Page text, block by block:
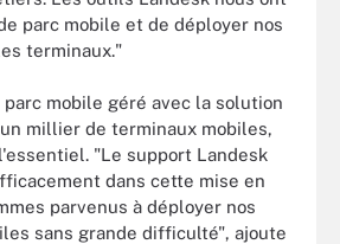
parc mobile et de déployer nos
terminaux."
mobile géré avec la solution
millier de terminaux mobiles,
"Le support Landesk
dans cette mise en
parvenus à déployer nos
sans grande difficulté", ajoute